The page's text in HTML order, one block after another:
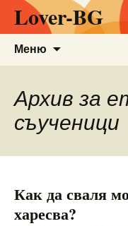
Lover-BG
Меню
Архив за
съученици
Как да сваля
харесва?